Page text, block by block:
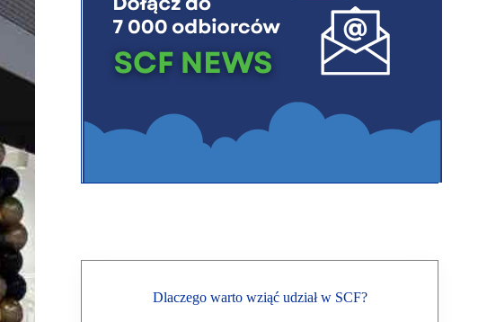
Dlaczego warto wziąć udział w SCF?